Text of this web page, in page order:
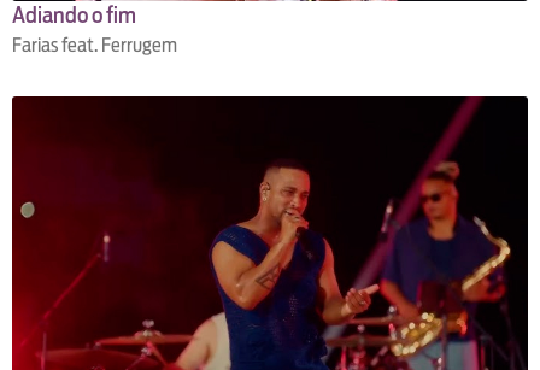
Adiando o fim
Farias feat. Ferrugem